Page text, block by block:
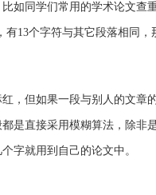
如同学们常用的学术论文查
13个字符与其它段落相同，
，但如果一段与别人的文章
是直接采用模糊算法，除非
字就用到自己的论文中。